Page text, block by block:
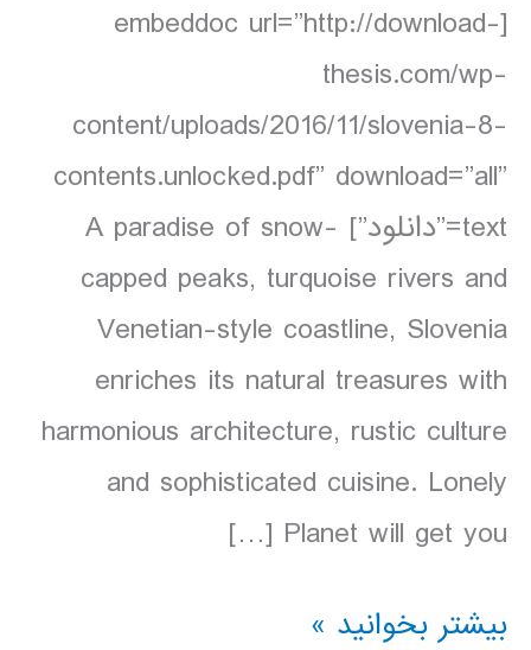
[embeddoc url=”http://download-
thesis.com/wp-
content/uploads/2016/11/slovenia-8-
contents.unlocked.pdf” download=”all”
text=”دانلود”] A paradise of snow-
capped peaks, turquoise rivers and
Venetian-style coastline, Slovenia
enriches its natural treasures with
harmonious architecture, rustic culture
and sophisticated cuisine. Lonely
Planet will get you […]
دانلود
بیشتر بخوانید »